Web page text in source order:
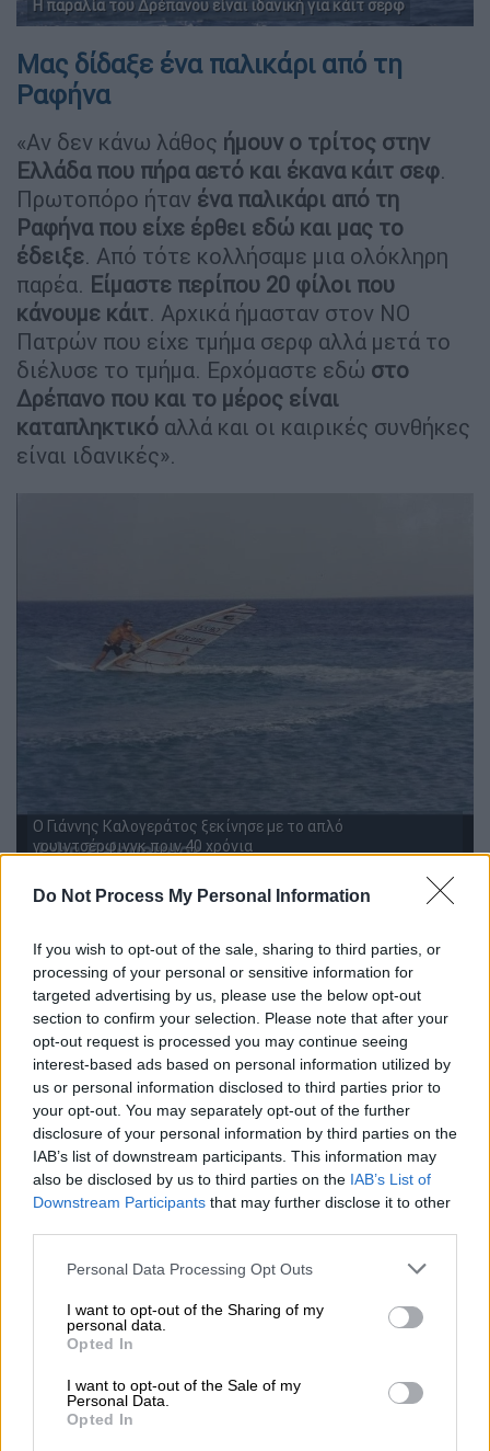
Do Not Process My Personal Information
If you wish to opt-out of the sale, sharing to third parties, or
processing of your personal or sensitive information for
targeted advertising by us, please use the below opt-out
section to confirm your selection. Please note that after your
opt-out request is processed you may continue seeing
interest-based ads based on personal information utilized by
us or personal information disclosed to third parties prior to
your opt-out. You may separately opt-out of the further
disclosure of your personal information by third parties on the
IAB’s list of downstream participants. This information may
also be disclosed by us to third parties on the IAB’s List of
Downstream Participants that may further disclose it to other
Please note that this website/app uses one or more Google
not limited to your visit or usage behaviour. You may click to
grant or deny consent to Google and its third-party tags to
use your data for below specified purposes in below Google
consent section.
Personal Data Processing Opt Outs
I want to opt-out of the Sharing of my
personal data.
Opted In
I want to opt-out of the Sale of my
Personal Data.
Opted In
Η παραλία του Δρέπανου είναι ιδανική για κάιτ σερφ
Μας δίδαξε ένα παλικάρι από τη
Ραφήνα
«Αν δεν κάνω λάθος ήμουν ο τρίτος στην
Ελλάδα που πήρα αετό και έκανα κάιτ σεφ.
Πρωτοπόρο ήταν ένα παλικάρι από τη
Ραφήνα που είχε έρθει εδώ και μας το
έδειξε. Από τότε κολλήσαμε μια ολόκληρη
παρέα. Είμαστε περίπου 20 φίλοι που
κάνουμε κάιτ. Αρχικά ήμασταν στον ΝΟ
Πατρών που είχε τμήμα σερφ αλλά μετά το
διέλυσε το τμήμα. Ερχόμαστε εδώ στο
Δρέπανο που και το μέρος είναι
καταπληκτικό αλλά και οι καιρικές συνθήκες
είναι ιδανικές».
Ο Γιάννης Καλογεράτος ξεκίνησε με το απλό
γουιντσέρφινγκ πριν 40 χρόνια
Κάνω μαζί με τον 6χρονο εγγονό μου
Συνταξιούχος αλουμινάς ο κυρ Γιάννης έχει
παραδώσει την επιχείρησηστα δύο παιδιά
του 48 και 47 ετώνκαι καθημερινά
απολαμβάνει το αγαπημένο του άθλημα.
«Κάθε μέρα πηγαινοερχόμαστε
οικογενειακώς από την Πάτρα στο Δρέπανο
κάνοντας συνολικά 52 χιλιόμετρα».